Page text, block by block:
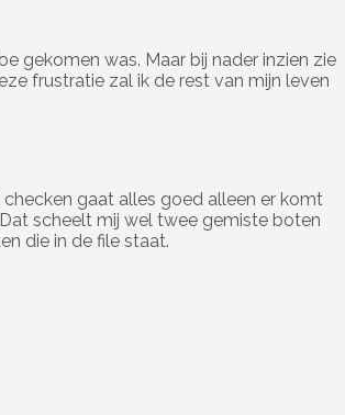
gekomen was. Maar bij nader inzien zie
frustratie zal ik de rest van mijn leven
gaat alles goed alleen er komt
scheelt mij wel twee gemiste boten
die in de file staat.